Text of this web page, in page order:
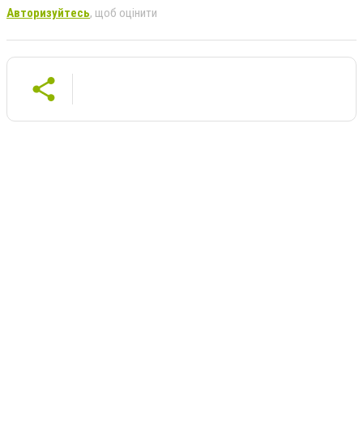
Авторизуйтесь, щоб оцінити